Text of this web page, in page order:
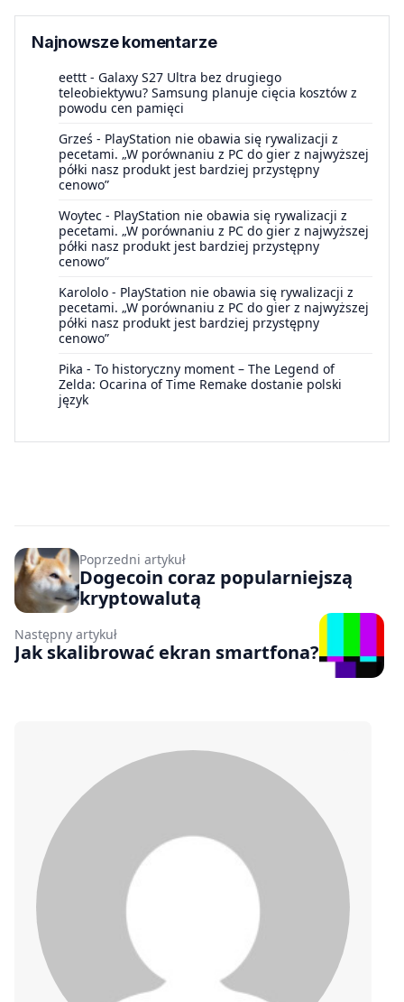
Najnowsze komentarze
eettt - Galaxy S27 Ultra bez drugiego
teleobiektywu? Samsung planuje cięcia kosztów z
powodu cen pamięci
Grześ - PlayStation nie obawia się rywalizacji z
pecetami. „W porównaniu z PC do gier z najwyższej
półki nasz produkt jest bardziej przystępny
cenowo”
Woytec - PlayStation nie obawia się rywalizacji z
pecetami. „W porównaniu z PC do gier z najwyższej
półki nasz produkt jest bardziej przystępny
cenowo”
Karololo - PlayStation nie obawia się rywalizacji z
pecetami. „W porównaniu z PC do gier z najwyższej
półki nasz produkt jest bardziej przystępny
cenowo”
Pika - To historyczny moment – The Legend of
Zelda: Ocarina of Time Remake dostanie polski
język
Poprzedni artykuł
Dogecoin coraz popularniejszą
kryptowalutą
Następny artykuł
Jak skalibrować ekran smartfona?